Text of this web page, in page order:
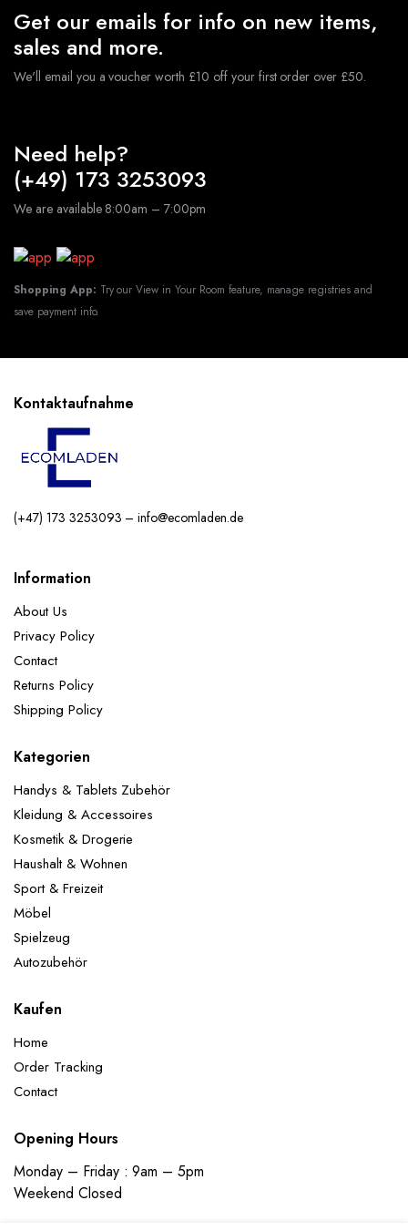
Get our emails for info on new items,
sales and more.
We'll email you a voucher worth £10 off your first order over £50.
Need help?
(+49) 173 3253093
We are available 8:00am – 7:00pm
Shopping App: Try our View in Your Room feature, manage registries and
save payment info.
Kontaktaufnahme
(+47) 173 3253093 – info@ecomladen.de
Information
About Us
Privacy Policy
Contact
Returns Policy
Shipping Policy
Kategorien
Handys & Tablets Zubehör
Kleidung & Accessoires
Kosmetik & Drogerie
Haushalt & Wohnen
Sport & Freizeit
Möbel
Spielzeug
Autozubehör
Kaufen
Home
Order Tracking
Contact
Opening Hours
Monday – Friday : 9am – 5pm
Weekend Closed